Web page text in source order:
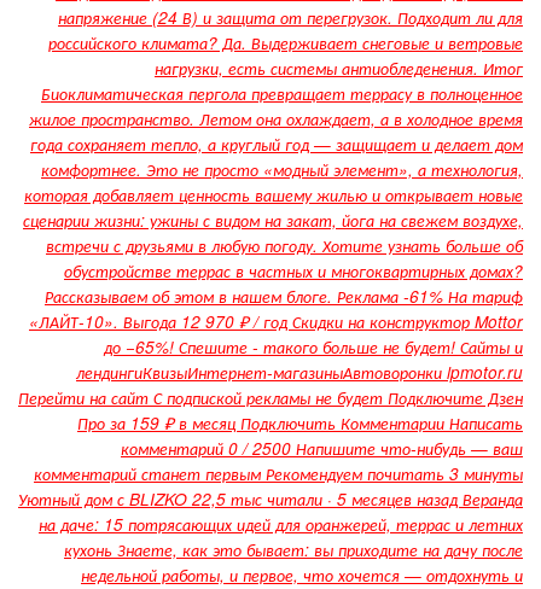
напряжение (24 В) и защита от перегрузок. Подходит ли для
российского климата? Да. Выдерживает снеговые и ветровые
нагрузки, есть системы антиобледенения. Итог
Биоклиматическая пергола превращает террасу в полноценное
жилое пространство. Летом она охлаждает, а в холодное время
года сохраняет тепло, а круглый год — защищает и делает дом
комфортнее. Это не просто «модный элемент», а технология,
которая добавляет ценность вашему жилью и открывает новые
сценарии жизни: ужины с видом на закат, йога на свежем воздухе,
встречи с друзьями в любую погоду. Хотите узнать больше об
обустройстве террас в частных и многоквартирных домах?
Рассказываем об этом в нашем блоге. Реклама -61% На тариф
«ЛАЙТ-10». Выгода 12 970 ₽ / год Скидки на конструктор Mottor
до −65%! Спешите - такого больше не будет! Сайты и
лендингиКвизыИнтернет-магазиныАвтоворонки lpmotor.ru
Перейти на сайт С подпиской рекламы не будет Подключите Дзен
Про за 159 ₽ в месяц Подключить Комментарии Написать
комментарий 0 / 2500 Напишите что-нибудь — ваш
комментарий станет первым Рекомендуем почитать 3 минуты
Уютный дом с BLIZKO 22,5 тыс читали · 5 месяцев назад Веранда
на даче: 15 потрясающих идей для оранжерей, террас и летних
кухонь Знаете, как это бывает: вы приходите на дачу после
недельной работы, и первое, что хочется — отдохнуть и